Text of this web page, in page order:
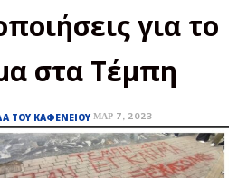
για το
στα Τέμπη
ΤΟΥ ΚΑΦΕΝΕΊΟΥ ΜΑΡ 7, 2023